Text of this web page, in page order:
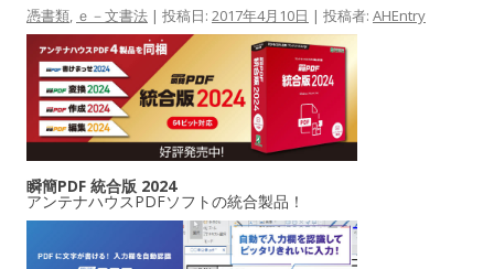
憑書類, ｅ－文書法 | 投稿日: 2017年4月10日 | 投稿者: AHEntry
瞬簡PDF 統合版 2024
アンテナハウスPDFソフトの統合製品！